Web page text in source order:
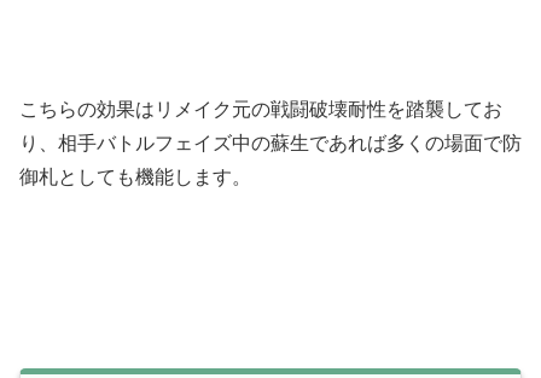
こちらの効果はリメイク元の戦闘破壊耐性を踏襲してお
り、相手バトルフェイズ中の蘇生であれば多くの場面で防
御札としても機能します。